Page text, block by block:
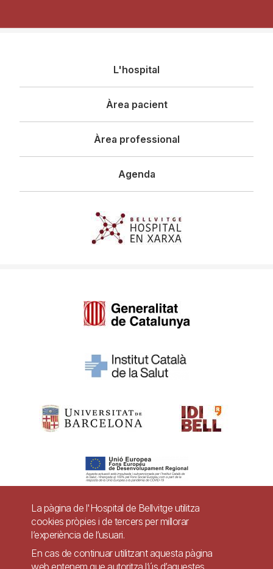
principal
L'hospital
Àrea pacient
Àrea professional
Agenda
Pie
Contacte
Accessibilitat Avís legal Ajuda
La pàgina de l'Hospital de Bellvitge utilitza
cookies pròpies i de tercers per millorar
l’experiència de l’usuari.
En cas de continuar utilitzant aquesta pàgina